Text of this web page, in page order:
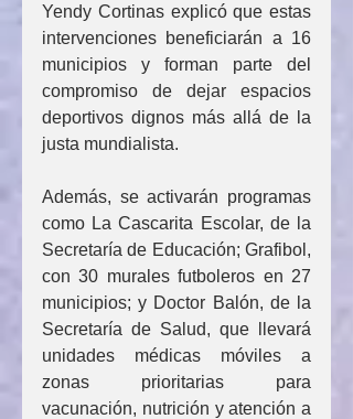
Yendy Cortinas explicó que estas
intervenciones beneficiarán a 16
municipios y forman parte del
compromiso de dejar espacios
deportivos dignos más allá de la
justa mundialista.
Además, se activarán programas
como La Cascarita Escolar, de la
Secretaría de Educación; Grafibol,
con 30 murales futboleros en 27
municipios; y Doctor Balón, de la
Secretaría de Salud, que llevará
unidades médicas móviles a
zonas prioritarias para
vacunación, nutrición y atención a